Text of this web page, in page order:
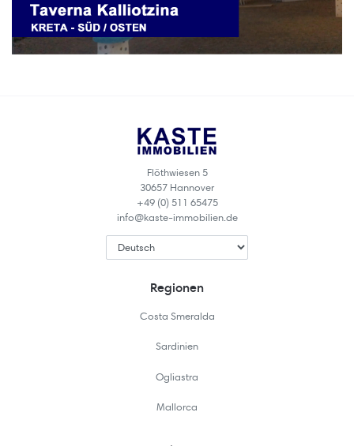
Flöthwiesen 5
30657 Hannover
+49 (0) 511 65475
info@kaste-immobilien.de
Regionen
Costa Smeralda
Sardinien
Ogliastra
Mallorca